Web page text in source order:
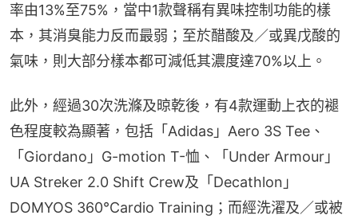
率由13%至75%，當中1款聲稱有異味控制功能的樣
本，其消臭能力反而最弱；至於醋酸及／或異戊酸的
氣味，則大部分樣本都可減低其濃度達70%以上。
此外，經過30次洗滌及晾乾後，有4款運動上衣的褪
色程度較為顯著，包括「Adidas」Aero 3S Tee、
「Giordano」G-motion T-恤、「Under Armour」
UA Streker 2.0 Shift Crew及「Decathlon」
DOMYOS 360°Cardio Training；而經洗濯及／或被